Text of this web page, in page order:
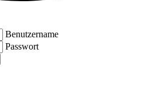
Benutzername
Passwort